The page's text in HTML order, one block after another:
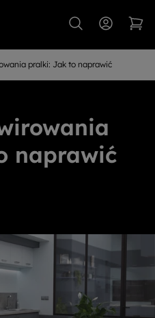
pralki: Jak to naprawić
naprawić